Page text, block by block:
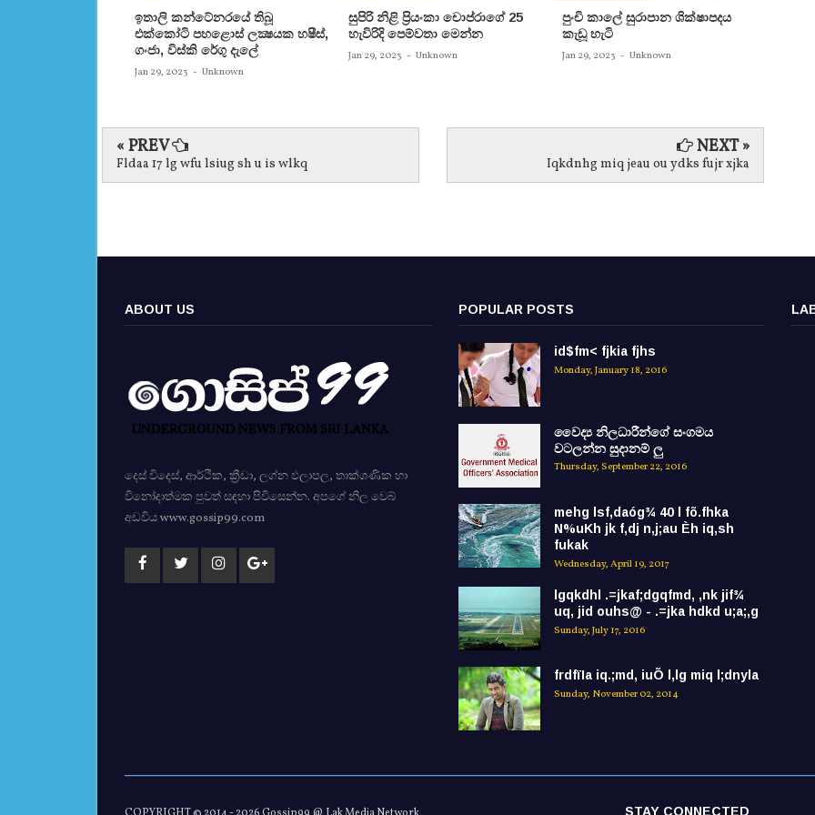
ඉතාලි කන්ටේනරයේ තිබූ
එක්‌කෝටි පහළොස්‌ ලක්‍ෂයක හෂීස්‌,
ගංජා, විස්‌කි රේගු දැලේ
Jan 29, 2023 - Unknown
සුපිරි නිළි ප්‍රියංකා චොප්රාගේ 25
හැවිරිදි පෙම්වතා මෙන්න
Jan 29, 2023 - Unknown
පුංචි කාලේ සුරාපාන ශික්ෂාපදය
කැඩූ හැටි
Jan 29, 2023 - Unknown
« PREV
Fldaa 17 lg wfu lsiug sh u is wlkq
NEXT »
Iqkdnhg miq jeau ou ydks fujr xjka
ABOUT US
දෙස් විදෙස්, ආර්ථික, ක්‍රීඩා, ලග්න ඵලාපල, තාක්ශණික හා
විනෝදාත්මක පුවත් සඳහා පිවිසෙන්න. අපගේ නිල වෙබ්
අඩවිය www.gossip99.com
POPULAR POSTS
id$fm< fjkia fjhs
Monday, January 18, 2016
වෛද්‍ය නිලධාරීන්ගේ සංගමය
වටලන්න සුදානම් ලු
Thursday, September 22, 2016
mehg lsf,daóg¾ 40 l fõ.fhka
N%uKh jk f,dj n,j;au Èh iq,sh
fukak
Wednesday, April 19, 2017
lgqkdhl .=jkaf;dgqfmd, ,nk jif¾
uq, jid ouhs@ - .=jka hdkd u;a;,g
Sunday, July 17, 2016
frdfïIa iq.;md, iuÕ l,lg miq l;dnyla
Sunday, November 02, 2014
STAY CONNECTED